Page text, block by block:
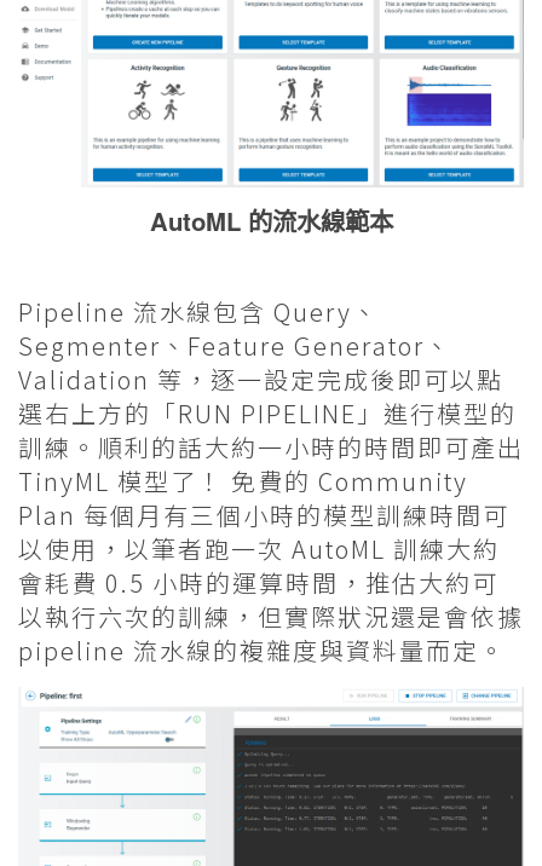
AutoML 的流水線範本
Pipeline 流水線包含 Query、
Segmenter、Feature Generator、
Validation 等，逐一設定完成後即可以點
選右上方的「RUN PIPELINE」進行模型的
訓練。順利的話大約一小時的時間即可產出
TinyML 模型了！ 免費的 Community
Plan 每個月有三個小時的模型訓練時間可
以使用，以筆者跑一次 AutoML 訓練大約
會耗費 0.5 小時的運算時間，推估大約可
以執行六次的訓練，但實際狀況還是會依據
pipeline 流水線的複雜度與資料量而定。